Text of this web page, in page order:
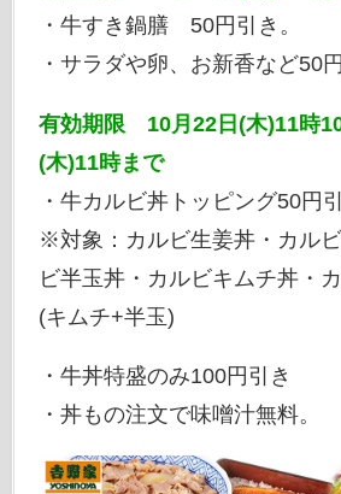
・牛すき鍋膳 50円引き。
・サラダや卵、お新香など50
有効期限 10月22日(木)11時
(木)11時まで
・牛カルビ丼トッピング50円引
※対象：カルビ生姜丼・カル
ビ半玉丼・カルビキムチ丼・
(キムチ+半玉)
・牛丼特盛のみ100円引き
・丼もの注文で味噌汁無料。